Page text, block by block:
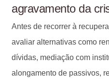
agravamento da
Antes de recorrer à
avaliar alternativas como
dívidas, mediação com
alongamento de passivos,